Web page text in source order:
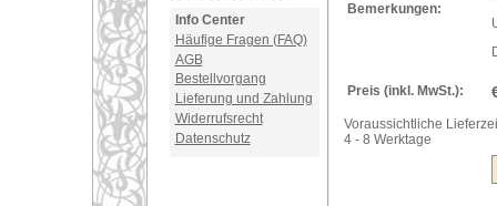
Info Center
Häufige Fragen (FAQ)
AGB
Bestellvorgang
Lieferung und Zahlung
Widerrufsrecht
Datenschutz
Bemerkungen:
Preis (inkl. MwSt.):
Voraussichtliche
4 - 8 Werktage